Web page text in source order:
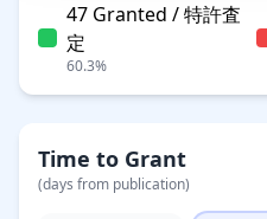
47 Granted / 特許査
定
60.3%
Time to Grant
(days from publication)